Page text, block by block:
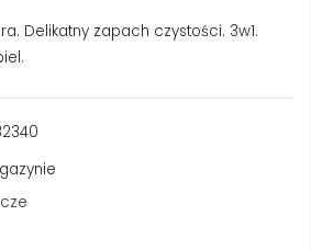
Delikatny zapach czystości. 3w1.